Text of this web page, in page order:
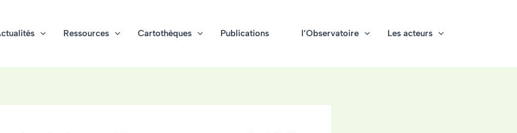
Ressources Cartothèques Publications l’Observatoire Les acteurs